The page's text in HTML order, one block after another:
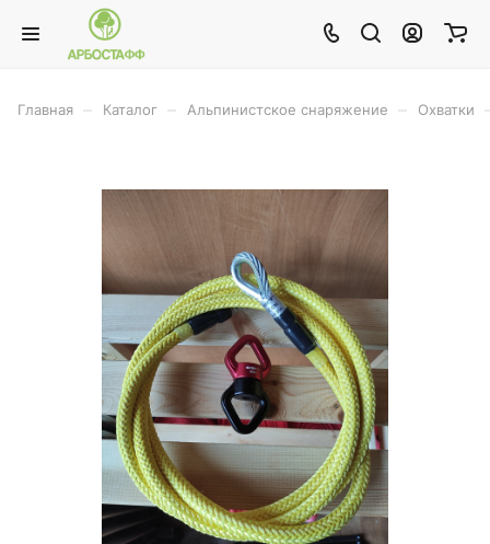
Главная Каталог Альпинистское снаряжение Охватки